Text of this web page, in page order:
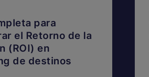
para
el Retorno de la
(ROI) en
de destinos